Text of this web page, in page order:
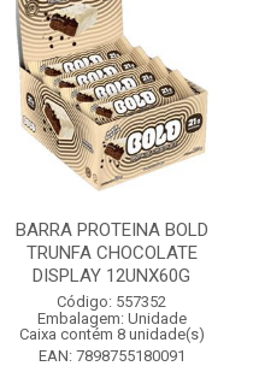
BARRA PROTEINA BOLD
TRUNFA CHOCOLATE
DISPLAY 12UNX60G
Código: 557352
Embalagem: Unidade
Caixa contém 8 unidade(s)
EAN: 7898755180091